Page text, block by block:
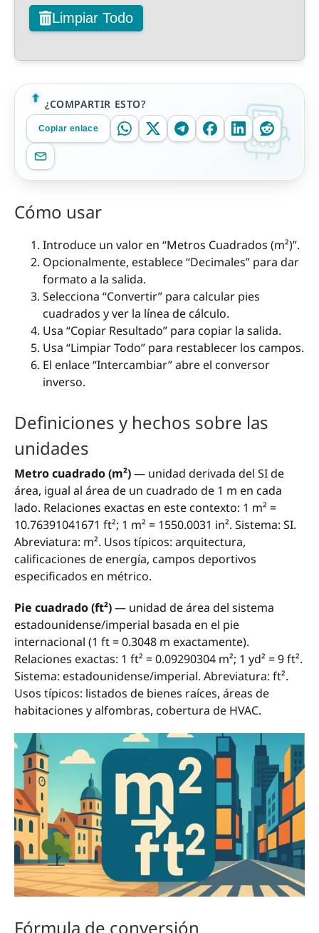
Limpiar Todo
¿COMPARTIR ESTO?
Copiar enlace
Cómo usar
Introduce un valor en “Metros Cuadrados (m²)”.
Opcionalmente, establece “Decimales” para dar
formato a la salida.
Selecciona “Convertir” para calcular pies
cuadrados y ver la línea de cálculo.
Usa “Copiar Resultado” para copiar la salida.
Usa “Limpiar Todo” para restablecer los campos.
El enlace “Intercambiar” abre el conversor
inverso.
Definiciones y hechos sobre las
unidades
Metro cuadrado (m²)— unidad derivada del SI de
área, igual al área de un cuadrado de 1 m en cada
lado. Relaciones exactas en este contexto: 1 m² =
10.76391041671 ft²; 1 m² = 1550.0031 in². Sistema: SI.
Abreviatura: m². Usos típicos: arquitectura,
calificaciones de energía, campos deportivos
especificados en métrico.
Pie cuadrado (ft²)— unidad de área del sistema
estadounidense/imperial basada en el pie
internacional (1 ft = 0.3048 m exactamente).
Relaciones exactas: 1 ft² = 0.09290304 m²; 1 yd² = 9 ft².
Sistema: estadounidense/imperial. Abreviatura: ft².
Usos típicos: listados de bienes raíces, áreas de
habitaciones y alfombras, cobertura de HVAC.
Fórmula de conversión